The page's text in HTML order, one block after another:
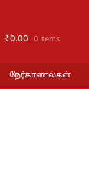
₹0.00 0 items
நேர்காணல்கள்